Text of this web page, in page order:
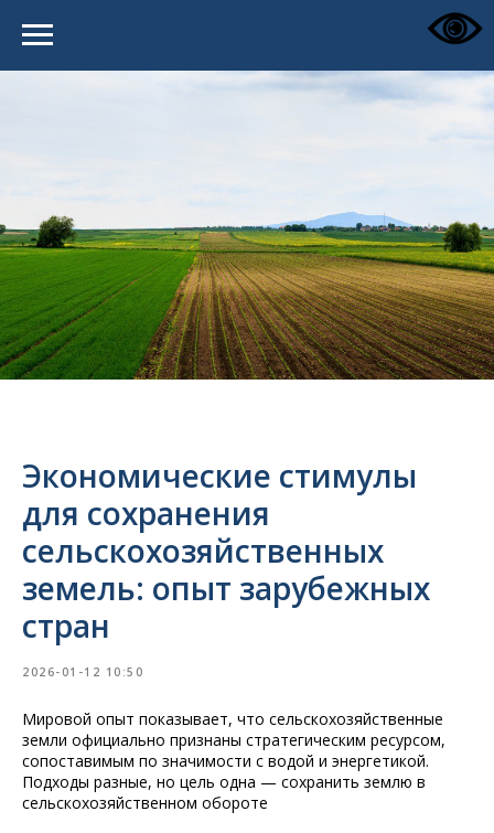
Экономические стимулы
для сохранения
сельскохозяйственных
земель: опыт зарубежных
стран
2026-01-12 10:50
Мировой опыт показывает, что сельскохозяйственные
земли официально признаны стратегическим ресурсом,
сопоставимым по значимости с водой и энергетикой.
Подходы разные, но цель одна — сохранить землю в
сельскохозяйственном обороте